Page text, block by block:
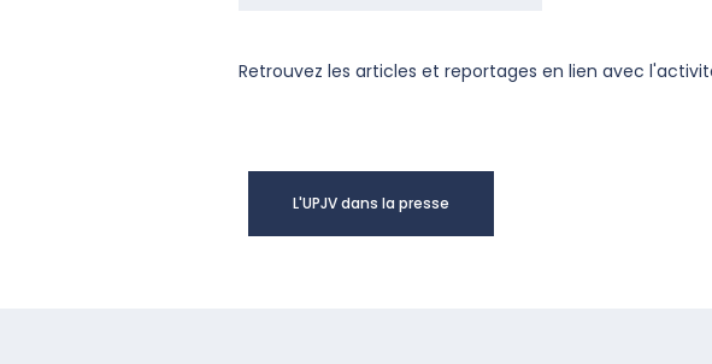
Retrouvez les articles et reportages en lien avec
L'UPJV dans la presse